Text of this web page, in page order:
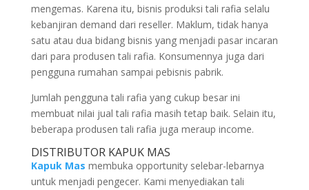
mengemas. Karena itu, bisnis produksi tali rafia selalu
kebanjiran demand dari reseller. Maklum, tidak hanya
satu atau dua bidang bisnis yang menjadi pasar incaran
dari para produsen tali rafia. Konsumennya juga dari
pengguna rumahan sampai pebisnis pabrik.
Jumlah pengguna tali rafia yang cukup besar ini
membuat nilai jual tali rafia masih tetap baik. Selain itu,
beberapa produsen tali rafia juga meraup income.
DISTRIBUTOR KAPUK MAS
Kapuk Mas membuka opportunity selebar-lebarnya
untuk menjadi pengecer. Kami menyediakan tali